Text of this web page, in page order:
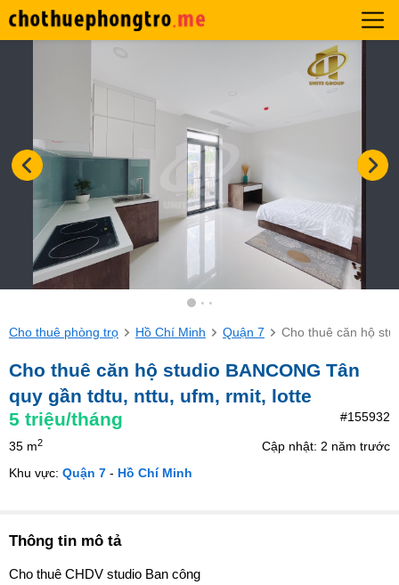
Cho thuê phòng trọ Hồ Chí Minh Quận 7 Cho thuê căn hộ
Cho thuê căn hộ studio BANCONG Tân
quy gần tdtu, nttu, ufm, rmit, lotte
5 triệu/tháng #155932
35 m2
Cập nhật: 2 năm trước
Khu vực: Quận 7 - Hồ Chí Minh
Thông tin mô tả
Cho thuê CHDV studio Ban công